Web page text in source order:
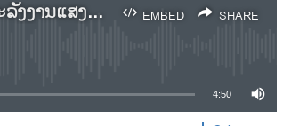
EMBED SHARE
ຟັງສາລະຄະດີເທັກໂນໂລຈີ ກ່ຽວກັບເຮືອບິນ​​ພະລັງງານ​ແສງ​ອາທິດ​
4:50